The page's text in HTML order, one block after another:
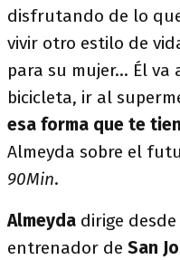
disfrutando de lo
vivir otro estilo de
para su mujer... Él
bicicleta, ir al
esa forma que te
Almeyda sobre el
90Min.
Almeyda dirige desde
entrenador de San